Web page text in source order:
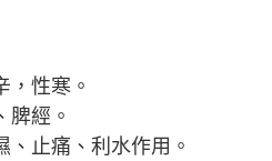
，性寒。
脾經。
、止痛、利水作用。